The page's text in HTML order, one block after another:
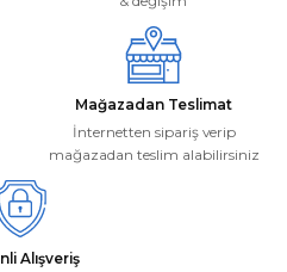
Mağazadan Teslimat
İnternetten sipariş verip
mağazadan teslim alabilirsiniz
Alışveriş